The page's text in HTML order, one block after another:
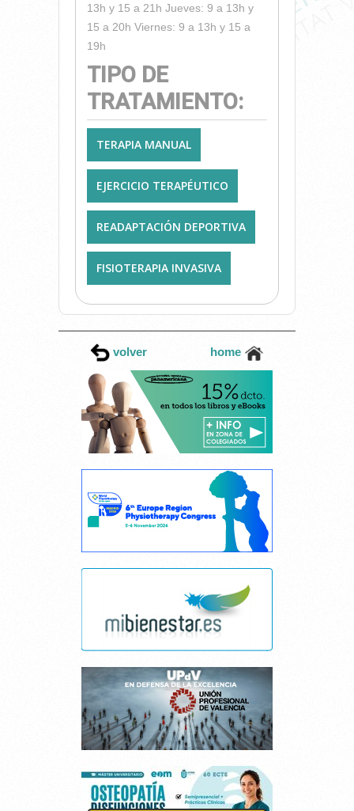
13h y 15 a 21h Jueves: 9 a 13h y
15 a 20h Viernes: 9 a 13h y 15 a
19h
TIPO DE
TRATAMIENTO:
TERAPIA MANUAL
EJERCICIO TERAPÉUTICO
READAPTACIÓN DEPORTIVA
FISIOTERAPIA INVASIVA
volver home
Cancelar consentimiento cookies